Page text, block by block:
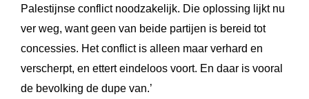
Palestijnse conflict noodzakelijk. Die oplossing lijkt nu
ver weg, want geen van beide partijen is bereid tot
concessies. Het conflict is alleen maar verhard en
verscherpt, en ettert eindeloos voort. En daar is vooral
de bevolking de dupe van.’